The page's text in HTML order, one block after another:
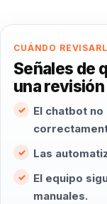
CUÁNDO
Señales de
una revisión
El chatbot
Las
El equipo
manuales.